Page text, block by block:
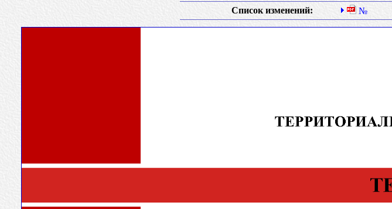
Список изменений:
№